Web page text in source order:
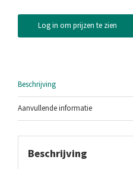
Log in om prijzen te zien
Beschrijving
Aanvullende informatie
Beschrijving